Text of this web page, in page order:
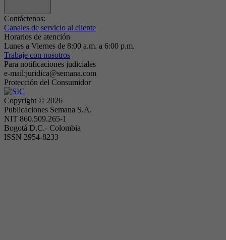
Contáctenos:
Canales de servicio al cliente
Horarios de atención
Lunes a Viernes de 8:00 a.m. a 6:00 p.m.
Trabaje con nosotros
Para notificaciones judiciales
e-mail:juridica@semana.com
Protección del Consumidor
Copyright © 2026
Publicaciones Semana S.A.
NIT 860.509.265-1
Bogotá D.C.- Colombia
ISSN 2954-8233